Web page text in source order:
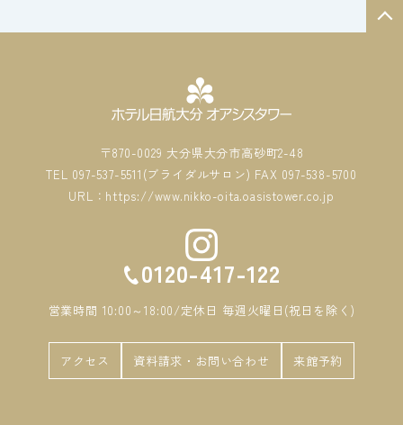
〒870-0029 大分県大分市高砂町2-48
TEL 097-537-5511(ブライダルサロン) FAX 097-538-5700
URL：https://www.nikko-oita.oasistower.co.jp
0120-417-122
営業時間 10:00～18:00/定休日 毎週火曜日(祝日を除く)
アクセス 資料請求・お問い合わせ 来館予約